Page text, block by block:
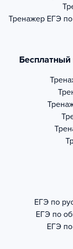
Тренажер ЕГЭ
ЕГЭ по
ЕГЭ по
ЕГЭ